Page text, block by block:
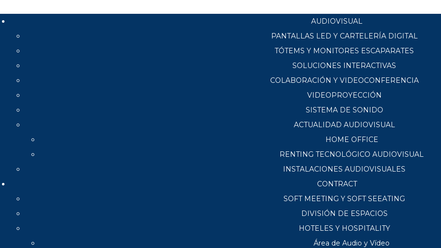
AUDIOVISUAL
PANTALLAS LED Y CARTELERÍA DIGITAL
TÓTEMS Y MONITORES ESCAPARATES
SOLUCIONES INTERACTIVAS
COLABORACIÓN Y VIDEOCONFERENCIA
VIDEOPROYECCIÓN
SISTEMA DE SONIDO
ACTUALIDAD AUDIOVISUAL
HOME OFFICE
RENTING TECNOLÓGICO AUDIOVISUAL
INSTALACIONES AUDIOVISUALES
CONTRACT
SOFT MEETING Y SOFT SEEATING
DIVISIÓN DE ESPACIOS
HOTELES Y HOSPITALITY
Área de Audio y Vídeo